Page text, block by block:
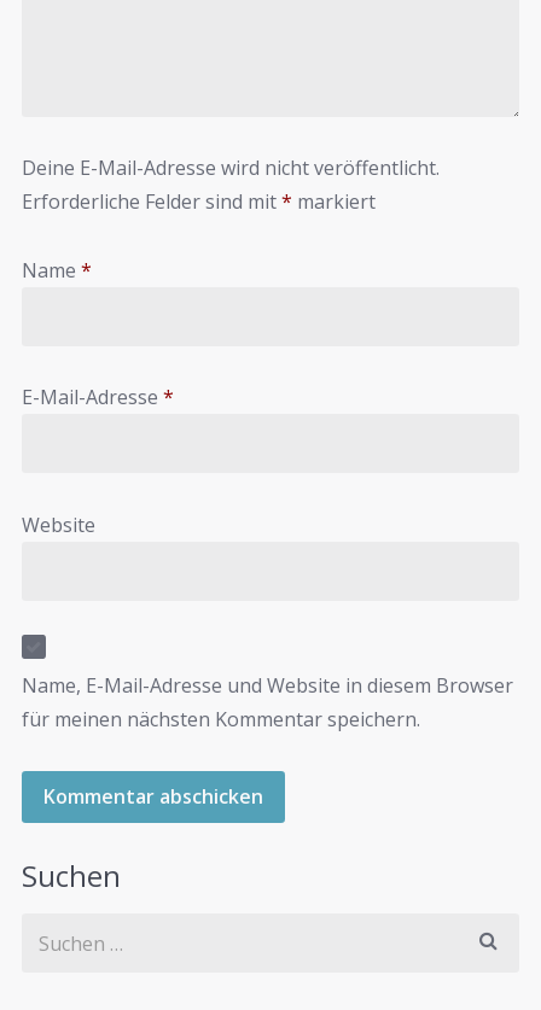
Deine E-Mail-Adresse wird nicht veröffentlicht.
Erforderliche Felder sind mit* markiert
Name *
E-Mail-Adresse *
Website
Name, E-Mail-Adresse und Website in diesem Browser
für meinen nächsten Kommentar speichern.
Suchen